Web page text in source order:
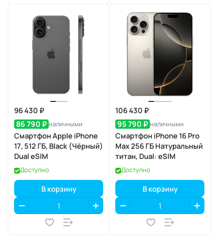
96 430 ₽
86 790 ₽ наличными
Смартфон Apple iPhone
17, 512 ГБ, Black (Чёрный)
Dual eSIM
Доступно
В корзину
106 430 ₽
95 790 ₽ наличными
Смартфон iPhone 16 Pro
Max 256 ГБ Натуральный
титан, Dual: eSIM
Доступно
В корзину